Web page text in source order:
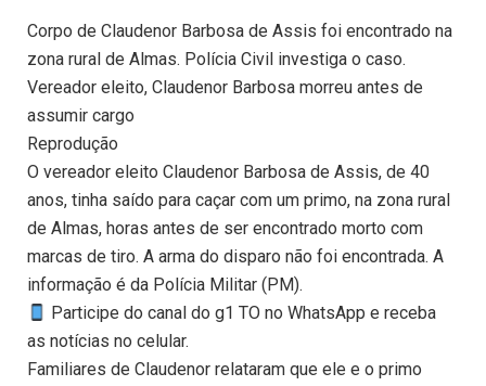
Corpo de Claudenor Barbosa de Assis foi encontrado na
zona rural de Almas. Polícia Civil investiga o caso.
Vereador eleito, Claudenor Barbosa morreu antes de
assumir cargo
Reprodução
O vereador eleito Claudenor Barbosa de Assis, de 40
anos, tinha saído para caçar com um primo, na zona rural
de Almas, horas antes de ser encontrado morto com
marcas de tiro. A arma do disparo não foi encontrada. A
informação é da Polícia Militar (PM).
Participe do canal do g1 TO no WhatsApp e receba
as notícias no celular.
Familiares de Claudenor relataram que ele e o primo